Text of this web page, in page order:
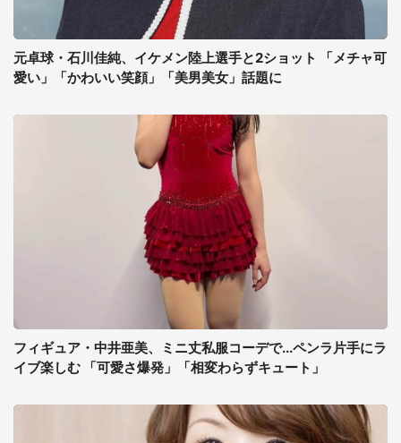
元卓球・石川佳純、イケメン陸上選手と2ショット 「メチャ可
愛い」「かわいい笑顔」「美男美女」話題に
フィギュア・中井亜美、ミニ丈私服コーデで...ペンラ片手にラ
イブ楽しむ 「可愛さ爆発」「相変わらずキュート」